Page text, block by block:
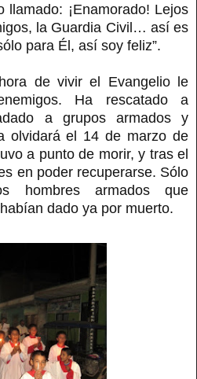
¡Enamorado! Lejos
la Guardia Civil… así es
para Él, así soy feliz”.
de vivir el Evangelio le
Ha rescatado a
a grupos armados y
olvidará el 14 de marzo de
a punto de morir, y tras el
en poder recuperarse. Sólo
hombres armados que
dado ya por muerto.